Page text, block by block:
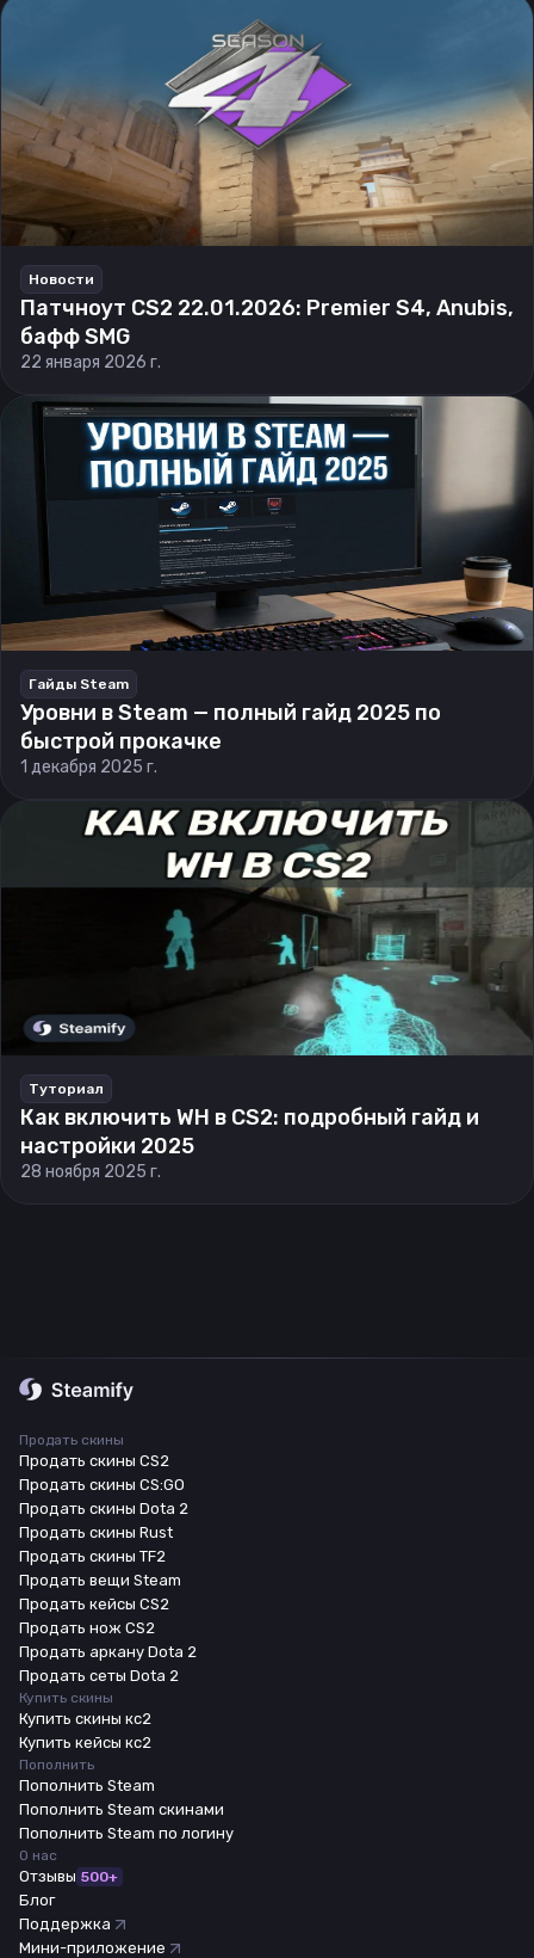
Новости
Патчноут CS2 22.01.2026: Premier S4, Anubis,
бафф SMG
22 января 2026 г.
Гайды Steam
Уровни в Steam — полный гайд 2025 по
быстрой прокачке
1 декабря 2025 г.
Туториал
Как включить WH в CS2: подробный гайд и
настройки 2025
28 ноября 2025 г.
Продать скины
Продать скины CS2
Продать скины CS:GO
Продать скины Dota 2
Продать скины Rust
Продать скины TF2
Продать вещи Steam
Продать кейсы CS2
Продать нож CS2
Продать аркану Dota 2
Продать сеты Dota 2
Купить скины
Купить скины кс2
Купить кейсы кс2
Пополнить
Пополнить Steam
Пополнить Steam скинами
Пополнить Steam по логину
О нас
Отзывы 500+
Блог
Поддержка
Мини-приложение